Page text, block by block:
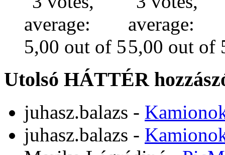
Utolsó HÁTTÉR
juhasz.balazs -
juhasz.balazs -